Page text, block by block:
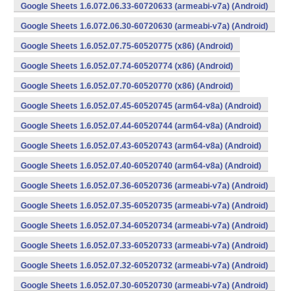
Google Sheets 1.6.072.06.33-60720633 (armeabi-v7a) (Android)
Google Sheets 1.6.072.06.30-60720630 (armeabi-v7a) (Android)
Google Sheets 1.6.052.07.75-60520775 (x86) (Android)
Google Sheets 1.6.052.07.74-60520774 (x86) (Android)
Google Sheets 1.6.052.07.70-60520770 (x86) (Android)
Google Sheets 1.6.052.07.45-60520745 (arm64-v8a) (Android)
Google Sheets 1.6.052.07.44-60520744 (arm64-v8a) (Android)
Google Sheets 1.6.052.07.43-60520743 (arm64-v8a) (Android)
Google Sheets 1.6.052.07.40-60520740 (arm64-v8a) (Android)
Google Sheets 1.6.052.07.36-60520736 (armeabi-v7a) (Android)
Google Sheets 1.6.052.07.35-60520735 (armeabi-v7a) (Android)
Google Sheets 1.6.052.07.34-60520734 (armeabi-v7a) (Android)
Google Sheets 1.6.052.07.33-60520733 (armeabi-v7a) (Android)
Google Sheets 1.6.052.07.32-60520732 (armeabi-v7a) (Android)
Google Sheets 1.6.052.07.30-60520730 (armeabi-v7a) (Android)